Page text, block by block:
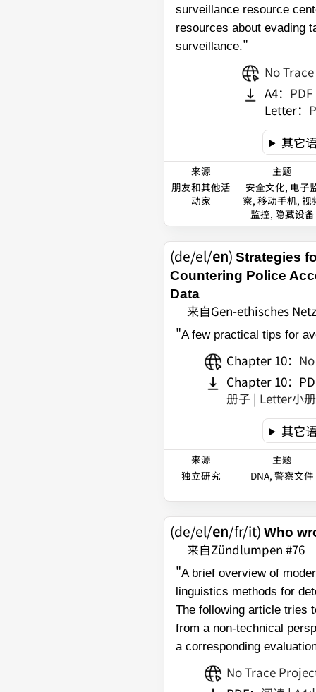
surveillance resource
resources about evading
surveillance."
No
A4： PDF
Letter：
其它
来源
朋友和其他活
动家
主题
安全文化, 电子
察, 移动手机, 视
监控, 隐藏设备
(de/el/en) Strategies
Countering Police
Data
来自Gen-ethisches
"A few practical tips for
Chapter 10：
Chapter 10：
册子 | Letter小
其它
来源
独立研究
主题
DNA, 警察文件
(de/el/en/fr/it) Who
来自Zündlumpen #76
"A brief overview of
linguistics methods for
The following article tries
from a non-technical
a corresponding
No Trace